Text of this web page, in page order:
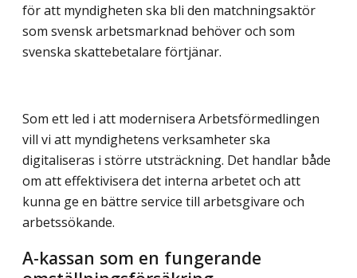
för att myndigheten ska bli den matchningsaktör
som svensk arbetsmarknad behöver och som
svenska skattebetalare förtjänar.
Som ett led i att modernisera Arbetsförmedlingen
vill vi att myndighetens verksamheter ska
digitaliseras i större utsträckning. Det handlar både
om att effektivisera det interna arbetet och att
kunna ge en bättre service till arbetsgivare och
arbetssökande.
A-kassan som en fungerande